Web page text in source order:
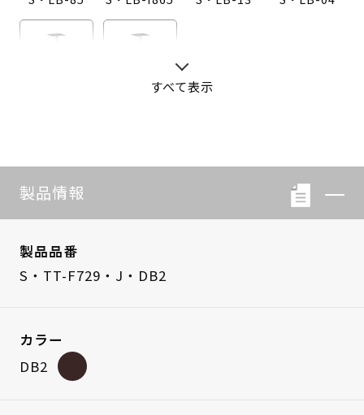
すべて表示
製品情報
製品品番
S・TT-F729・J・DB2
カラー
DB2